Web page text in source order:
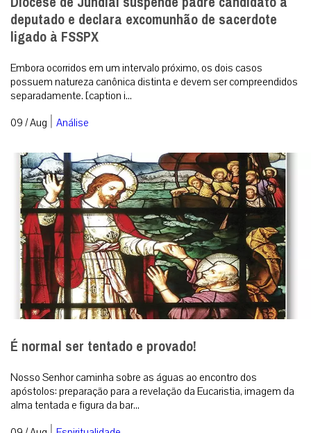
deputado e declara excomunhão de sacerdote
ligado à FSSPX
Embora ocorridos em um intervalo próximo, os dois casos
possuem natureza canônica distinta e devem ser compreendidos
separadamente. [caption i...
09 / Aug | Análise
É normal ser tentado e provado!
Nosso Senhor caminha sobre as águas ao encontro dos
apóstolos: preparação para a revelação da Eucaristia, imagem da
alma tentada e figura da bar...